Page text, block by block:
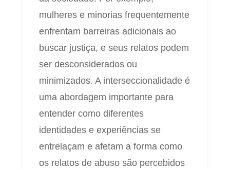
mulheres e minorias frequentemente
enfrentam barreiras adicionais ao
buscar justiça, e seus relatos podem
ser desconsiderados ou
minimizados. A interseccionalidade é
uma abordagem importante para
entender como diferentes
identidades e experiências se
entrelaçam e afetam a forma como
os relatos de abuso são percebidos